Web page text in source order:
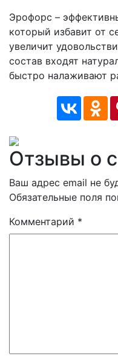
Эрофорс –
который избавит от
увеличит
состав входят
быстро налаживают
Отзывы о
Ваш адрес email не
Обязательные поля
Комментарий *